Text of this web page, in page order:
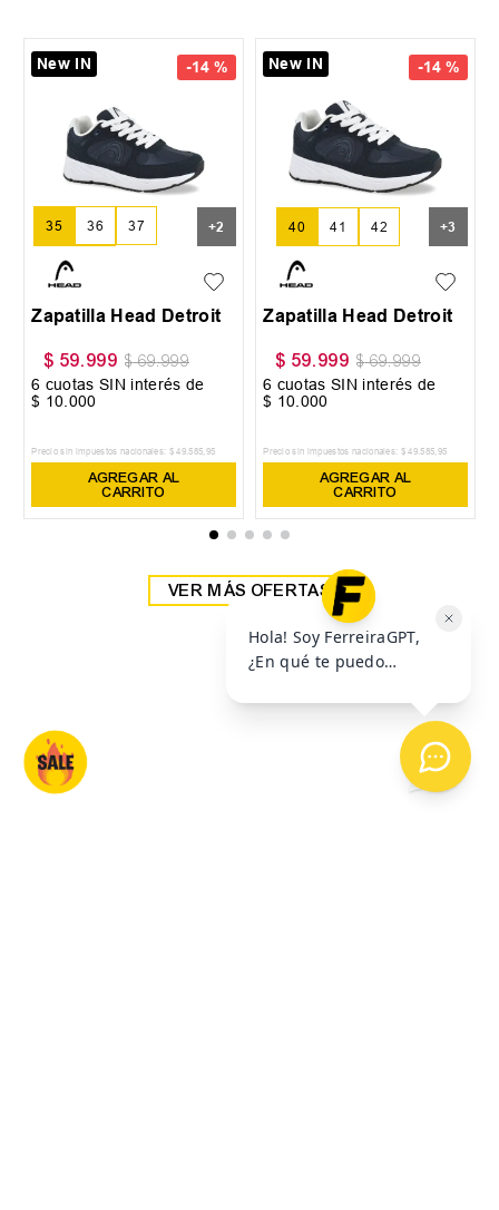
-14 %
New IN
35 36 37
38
+2
Zapatilla Head Detroit
$ 59.999 $ 69.999
6 cuotas SIN interés de
$ 10 000
Precio sin impuestos nacionales: $ 49.585,95
AGREGAR AL
CARRITO
-14 %
New IN
40 41 42 +3
Zapatilla Head Detroit
$ 59.999 $ 69.999
6 cuotas SIN interés de
$ 10 000
Precio sin impuestos nacionales: $ 49.585,95
AGREGAR AL
CARRITO
VER MÁS OFERTAS